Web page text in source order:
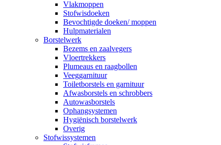
Vlakmoppen
Stofwisdoeken
Bevochtigde doeken/ moppen
Hulpmaterialen
Borstelwerk
Bezems en zaalvegers
Vloertrekkers
Plumeaus en raagbollen
Veeggarnituur
Toiletborstels en garnituur
Afwasborstels en schrobbers
Autowasborstels
Ophangsystemen
Hygiënisch borstelwerk
Overig
Stofwissystemen